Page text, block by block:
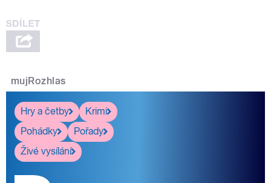
mujRozhlas
Hry a četby
Krimi
Pohádky
Pořady
Živé vysílání